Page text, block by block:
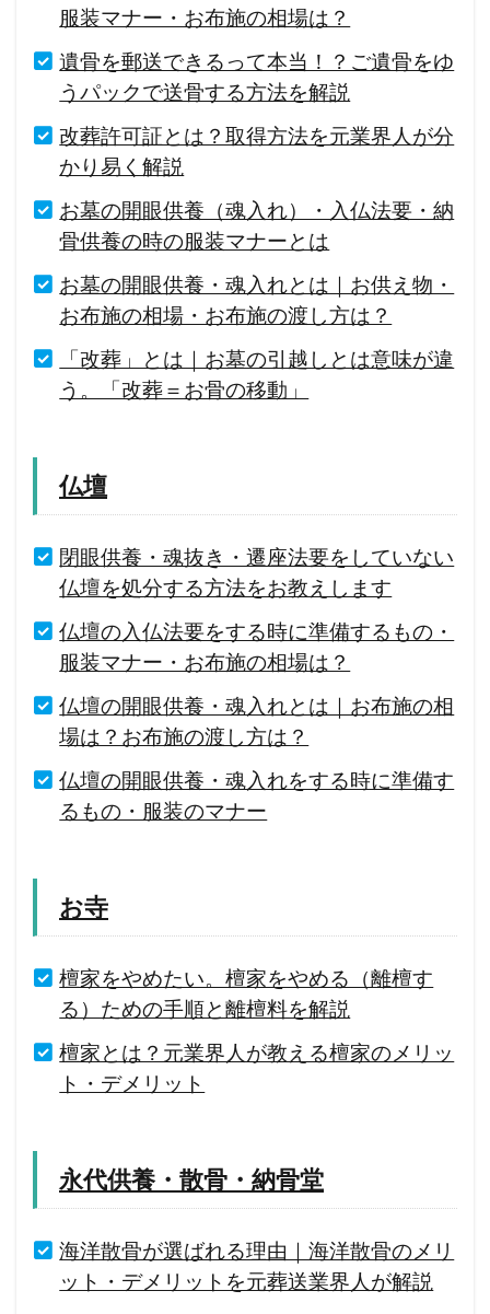
服装マナー・お布施の相場は？
遺骨を郵送できるって本当！？ご遺骨をゆ
うパックで送骨する方法を解説
改葬許可証とは？取得方法を元業界人が分
かり易く解説
お墓の開眼供養（魂入れ）・入仏法要・納
骨供養の時の服装マナーとは
お墓の開眼供養・魂入れとは｜お供え物・
お布施の相場・お布施の渡し方は？
「改葬」とは｜お墓の引越しとは意味が違
う。「改葬＝お骨の移動」
仏壇
閉眼供養・魂抜き・遷座法要をしていない
仏壇を処分する方法をお教えします
仏壇の入仏法要をする時に準備するもの・
服装マナー・お布施の相場は？
仏壇の開眼供養・魂入れとは｜お布施の相
場は？お布施の渡し方は？
仏壇の開眼供養・魂入れをする時に準備す
るもの・服装のマナー
お寺
檀家をやめたい。檀家をやめる（離檀す
る）ための手順と離檀料を解説
檀家とは？元業界人が教える檀家のメリッ
ト・デメリット
永代供養・散骨・納骨堂
海洋散骨が選ばれる理由｜海洋散骨のメリ
ット・デメリットを元葬送業界人が解説